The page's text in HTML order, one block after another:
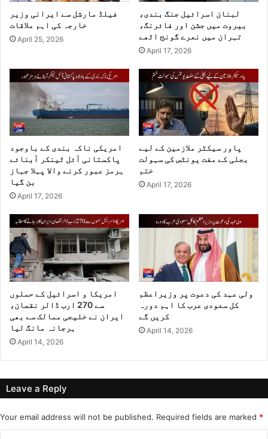
فیلڈ مارشل سے ایرانی وزیر
خارجہ کی اہم ملاقات
April 25, 2026
لبنان اسرائیل جنگ بندی،
بیروت میں جشن اور فائرنگ،
تہران میں نعرے گونج اٹھے
April 17, 2026
امریکی ناکہ بندی کے باوجود
پاکستانی آئل ٹینکر آبنائے
ہرمز عبور کرنے والا پہلا جہاز
بن گیا
April 17, 2026
پاور سیکٹر ملازمین کے لیے
بجلی کے مفت یونٹس کی سہولت
ختم
April 17, 2026
امریکا و اسرائیل کے حملوں
سے 270 ارب ڈالر نقصان،
ایران نے خلیجی ممالک سے بھی
ہرجانہ مانگ لیا
April 14, 2026
ولی عہد کی دعوت پر وزیراعظم
کل سعودی عرب کا اہم دورہ
April 14, 2026
Leave a Reply
Your email address will not be published. Required fields are marked *